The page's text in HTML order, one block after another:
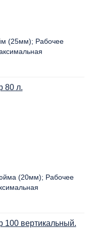
(25мм)
Рабочее
80 л.
(20мм)
Рабочее
100 вертикальный.